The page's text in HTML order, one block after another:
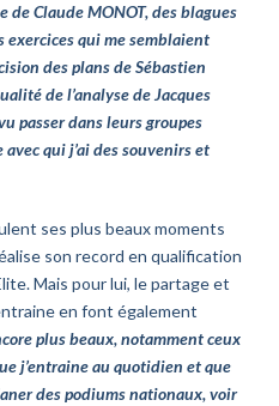
de Claude MONOT, des blagues
exercices qui me semblaient
des plans de Sébastien
de l’analyse de Jacques
passer dans leurs groupes
qui j’ai des souvenirs et
ses plus beaux moments
son record en qualification
Mais pour lui, le partage et
en font également
plus beaux, notamment ceux
j’entraine au quotidien et que
des podiums nationaux, voir